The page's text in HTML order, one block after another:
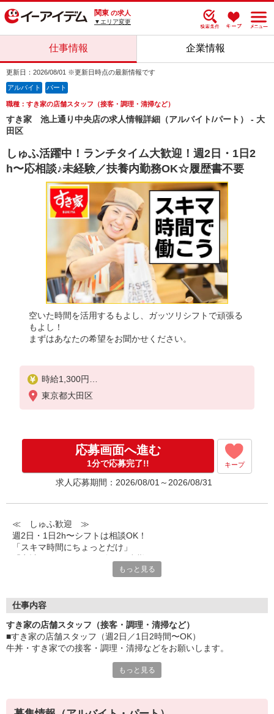
関東 の求人
▼エリア変更
仕事情報 企業情報
更新日：2026/08/01 ※更新日時点の最新情報です
アルバイト パート
職種：すき家の店舗スタッフ（接客・調理・清掃など）
すき家 池上通り中央店の求人情報詳細（アルバイト/パート） - 大
田区
しゅふ活躍中！ランチタイム大歓迎！週2日・1日2
h〜応相談♪未経験／扶養内勤務OK☆履歴書不要
空いた時間を活用するもよし、ガッツリシフトで頑張る
もよし！
まずはあなたの希望をお聞かせください。
時給1,300円
※22:00〜翌5:00：時給1,625円
※高校生時給1,230円
東京都大田区
応募画面へ進む
1分で応募完了!! キープ
求人応募期間：2026/08/01～2026/08/31
≪ しゅふ歓迎 ≫
週2日・1日2h〜シフトは相談OK！
「スキマ時間にちょっとだけ」
など、自分らしく活躍できますよ。
■髪型・髪色自由
■給与前払い可
急な出費も安心♪
■社員登用あり
将来を考えている方は必見です。
与兵衛、オリーブの丘、焼肉いちばんなどを経営しているゼンシ
ョーグループ！
もっと見る
仕事内容
すき家の店舗スタッフ（接客・調理・清掃など）
■すき家の店舗スタッフ（週2日／1日2時間〜OK）
牛丼・すき家での接客・調理・清掃などをお願いします。
あなたの笑顔で！
もっと見る